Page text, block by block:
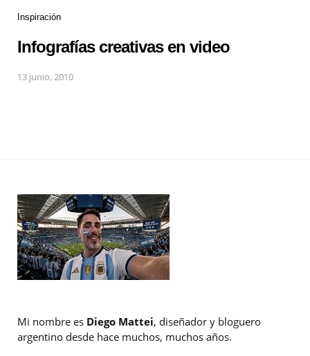
Inspiración
Infografías creativas en video
13 junio, 2010
Mi nombre es Diego Mattei, diseñador y bloguero
argentino desde hace muchos, muchos años.